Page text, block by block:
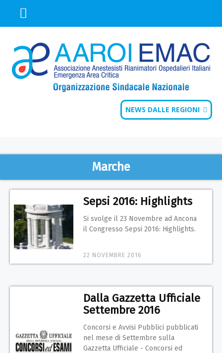
NEWS DALLE REGIONI
Marche
Sepsi 2016: Highlights
Si svolge il 23 Novembre ad Ancona
il Congresso Sepsi 2016: Highlights.
22 NOVEMBRE 2016
Dalla Gazzetta Ufficiale
Settembre 2016
Concorsi e Avvisi Pubblici pubblicati
nel mese di Settembre sulla
Gazzetta Ufficiale - Concorsi ed